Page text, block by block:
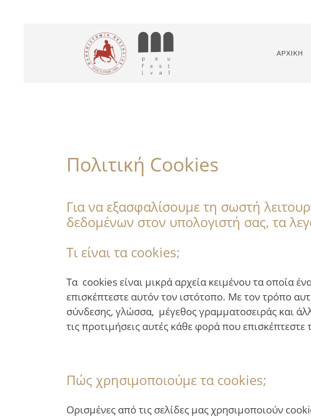
ΑΡΧΙΚΉ
Πολιτική Cookies
Για να εξασφαλίσουμε τη σωστή
δεδομένων στον υπολογιστή σας, τα
Τι είναι τα cookies;
Τα cookies είναι μικρά αρχεία κειμένου τα οποία
επισκέπτεστε αυτόν τον ιστότοπο. Με τον τρόπο
σύνδεσης, γλώσσα, μέγεθος γραμματοσειράς και
τις προτιμήσεις αυτές κάθε φορά που επισκέπτεστε
Πώς χρησιμοποιούμε τα cookies;
Ορισμένες από τις σελίδες μας χρησιμοποιούν